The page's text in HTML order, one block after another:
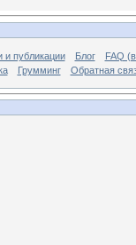
и публикации Блог
FAQ
Грумминг Обратная